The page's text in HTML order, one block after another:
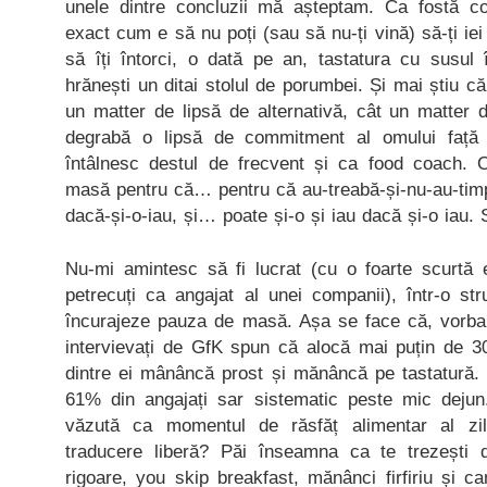
unele dintre concluzii mă așteptam. Ca fostă
exact cum e să nu poți (sau să nu-ți vină) să-ți
să îți întorci, o dată pe an, tastatura cu
hrănești un ditai stolul de porumbei. Și mai știu
un matter de lipsă de alternativă, cât un matter
degrabă o lipsă de commitment al omului
întâlnesc destul de frecvent și ca food coach.
masă pentru că… pentru că au-treabă-și-nu-au-
dacă-și-o-iau, și… poate și-o și iau dacă și-o iau.
Nu-mi amintesc să fi lucrat (cu o foarte scurtă
petrecuți ca angajat al unei companii), într-o
încurajeze pauza de masă. Așa se face că,
intervievați de GfK spun că alocă mai puțin de
dintre ei mânâncă prost și mănâncă pe
61% din angajați sar sistematic peste mic
văzută ca momentul de răsfăț alimentar al
traducere liberă? Păi înseamna ca te trezești
rigoare, you skip breakfast, mănânci firfiriu și